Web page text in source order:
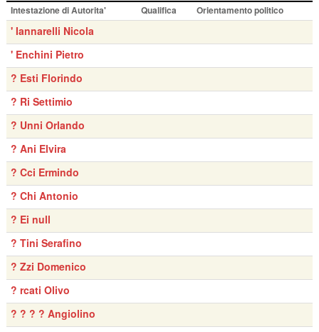
Intestazione di Autorita' Qualifica Orientamento politico
' Iannarelli Nicola
' Enchini Pietro
? Esti Florindo
? Ri Settimio
? Unni Orlando
? Ani Elvira
? Cci Ermindo
? Chi Antonio
? Ei null
? Tini Serafino
? Zzi Domenico
? rcati Olivo
? ? ? ? Angiolino